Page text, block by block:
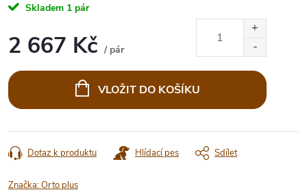
Skladem 1 pár
2 667 Kč / pár
cena:
VLOŽIT DO KOŠÍKU
Dotaz k produktu Hlídací pes Sdílet
Značka:Orto plus